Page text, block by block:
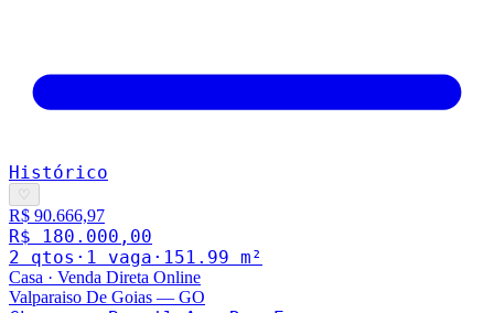
Histórico
♡
R$ 90.666,97
R$ 180.000,00
2 qtos · 1 vaga · 151.99 m²
Casa · Venda Direta Online
Valparaiso De Goias — GO